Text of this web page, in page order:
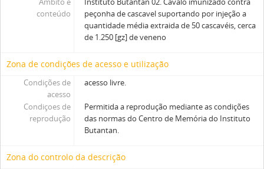
conteúdo
peçonha de cascavel suportando por injeção a
quantidade média extraida de 50 cascavéis, cerca
de 1.250 [gz] de veneno
Zona de condições de acesso e utilização
Condições de
acesso
acesso livre.
Condiçoes de
reprodução
Permitida a reprodução mediante as condições
das normas do Centro de Memória do Instituto
Butantan.
Zona do controlo da descrição